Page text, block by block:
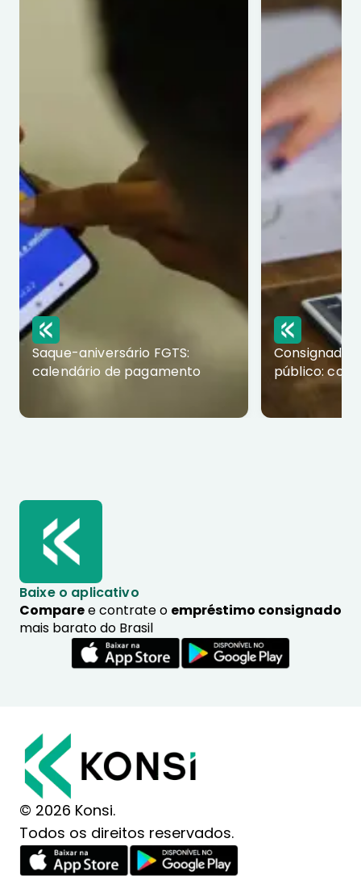
Saque-aniversário FGTS:
calendário de pagamento
Consignado
público:
Baixe o aplicativo
Comparee contrate o empréstimo consignado
mais barato do Brasil
© 2026 Konsi.
Todos os direitos reservados.